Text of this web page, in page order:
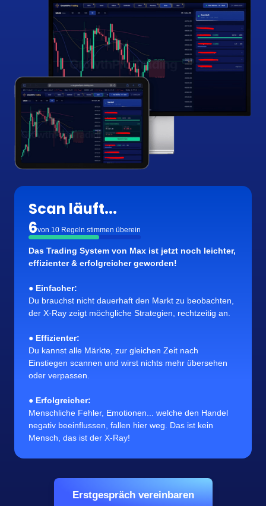
Scan läuft...
von 10 Regeln stimmen überein
8
Das Trading System von Max ist jetzt noch leichter,
effizienter & erfolgreicher geworden!
● Einfacher:
Du brauchst nicht dauerhaft den Markt zu beobachten,
der X-Ray zeigt möchgliche Strategien, rechtzeitig an.
● Effizienter:
Du kannst alle Märkte, zur gleichen Zeit nach
Einstiegen scannen und wirst nichts mehr übersehen
oder verpassen.
● Erfolgreicher:
Menschliche Fehler, Emotionen... welche den Handel
negativ beeinflussen, fallen hier weg. Das ist kein
Mensch, das ist der X-Ray!
Erstgespräch vereinbaren